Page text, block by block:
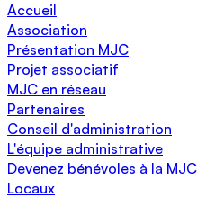
Accueil
Association
Présentation MJC
Projet associatif
MJC en réseau
Partenaires
Conseil d'administration
L'équipe administrative
Devenez bénévoles à la MJC
Locaux